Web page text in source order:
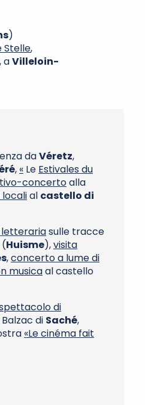
)
Stelle,
aVilleloin-
daVéretz,
, « Le Estivales du
concertoalla
al castello di
letterariasulle tracce
Huisme),visita
,concerto a lume di
musicaal castello
di
di Saché,
«Le cinéma fait